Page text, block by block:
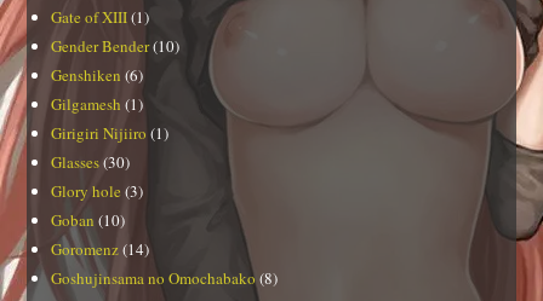
Gate of XIII(1)
Gender Bender(10)
Genshiken (6)
Gilgamesh (1)
Girigiri Nijiiro (1)
Glasses(30)
Glory hole (3)
Goban (10)
Goromenz(14)
Goshujinsama no Omochabako(8)